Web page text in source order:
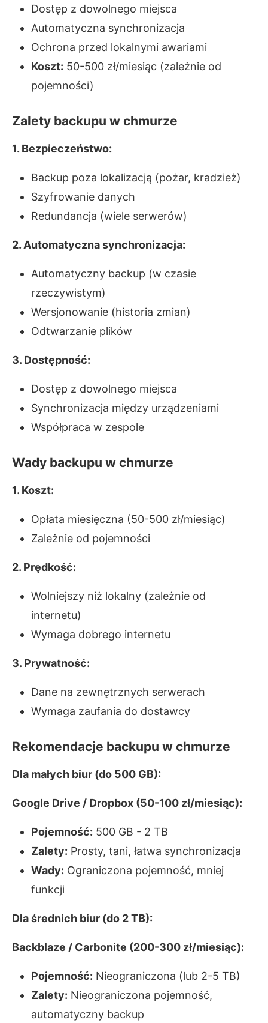
Dostęp z dowolnego miejsca
Automatyczna synchronizacja
Ochrona przed lokalnymi awariami
Koszt: 50-500 zł/miesiąc (zależnie od
pojemności)
Zalety backupu w chmurze
1. Bezpieczeństwo:
Backup poza lokalizacją (pożar, kradzież)
Szyfrowanie danych
Redundancja (wiele serwerów)
2. Automatyczna synchronizacja:
Automatyczny backup (w czasie
rzeczywistym)
Wersjonowanie (historia zmian)
Odtwarzanie plików
3. Dostępność:
Dostęp z dowolnego miejsca
Synchronizacja między urządzeniami
Współpraca w zespole
Wady backupu w chmurze
1. Koszt:
Opłata miesięczna (50-500 zł/miesiąc)
Zależnie od pojemności
2. Prędkość:
Wolniejszy niż lokalny (zależnie od
internetu)
Wymaga dobrego internetu
3. Prywatność:
Dane na zewnętrznych serwerach
Wymaga zaufania do dostawcy
Rekomendacje backupu w chmurze
Dla małych biur (do 500 GB):
Google Drive / Dropbox (50-100 zł/miesiąc):
Pojemność: 500 GB - 2 TB
Zalety: Prosty, tani, łatwa synchronizacja
Wady: Ograniczona pojemność, mniej
funkcji
Dla średnich biur (do 2 TB):
Backblaze / Carbonite (200-300 zł/miesiąc):
Pojemność: Nieograniczona (lub 2-5 TB)
Zalety: Nieograniczona pojemność,
automatyczny backup